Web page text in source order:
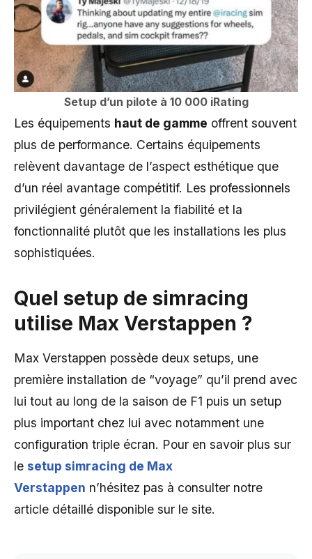
Setup d’un pilote à 10 000 iRating
Les équipements haut de gamme offrent souvent
plus de performance. Certains équipements
relèvent davantage de l’aspect esthétique que
d’un réel avantage compétitif. Les professionnels
privilégient généralement la fiabilité et la
fonctionnalité plutôt que les installations les plus
sophistiquées.
Quel setup de simracing
utilise Max Verstappen ?
Max Verstappen possède deux setups, une
première installation de “voyage” qu’il prend avec
lui tout au long de la saison de F1 puis un setup
plus important chez lui avec notamment une
configuration triple écran. Pour en savoir plus sur
le setup simracing de Max
Verstappen n’hésitez pas à consulter notre
article détaillé disponible sur le site.